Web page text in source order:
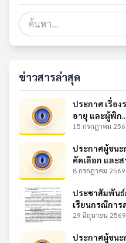
ข่าวสารล่าสุด
ประกาศ เรื่อง
อายุ และผู้พิก
15 กรกฎาคม
ประกาศผู้ชนะ
คัดเลือก และส
8 กรกฎาคม 2569
ประชาสัมพันธ์
เรียนกรณีการ
29 มิถุนายน 2569
ประกาศผู้ชน